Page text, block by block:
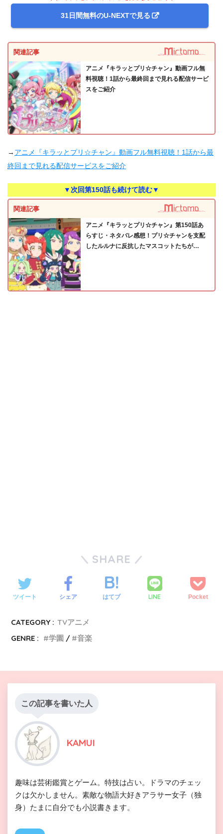
31日間無料のU-NEXTで見る
関連記事
アニメ『キラッとプリ☆チャン』動画フル無
料視聴！1話から最終回まで見れる配信サービ
スをご紹介
→ アニメ『キラッとプリ☆チャン』動画フル無料視聴！1話から最
終回まで見れる配信サービスをご紹介
▼次回第150話も続けて読む▼
関連記事
アニメ『キラッとプリ☆チャン』第150話あ
らすじ・ネタバレ感想！プリ☆チャンを支配
したルルナに反抗したマスコットたちが…
SHARE
ツイート シェア はてブ LINE Pocket
CATEGORY : TVアニメ
GENRE :
学園 音楽
この記事を書いた人
KAMUI
趣味は芸術鑑賞とゲーム。特技は占い。ドラマのチェッ
クは欠かしません。素敵な物語大好きアラサー女子（独
身）たまに自分でも小説書きます。